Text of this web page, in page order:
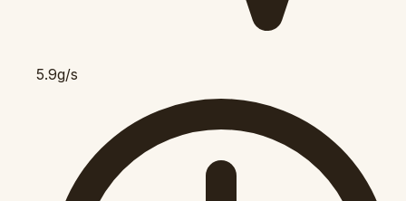
5.9g/s